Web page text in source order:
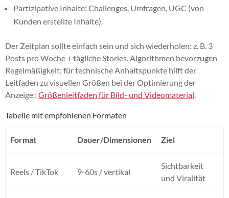
Partizipative Inhalte: Challenges, Umfragen, UGC (von
Kunden erstellte Inhalte).
Der Zeitplan sollte einfach sein und sich wiederholen: z. B. 3
Posts pro Woche + tägliche Stories. Algorithmen bevorzugen
Regelmäßigkeit; für technische Anhaltspunkte hilft der
Leitfaden zu visuellen Größen bei der Optimierung der
Anzeige : Größenleitfaden für Bild- und Videomaterial
Tabelle mit empfohlenen Formaten
Format Dauer/Dimensionen Ziel
Reels / TikTok 9-60s / vertikal
Sichtbarkeit
und Viralität